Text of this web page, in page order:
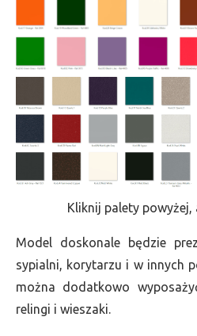
Kliknij palety powyżej,
Model doskonale będzie
sypialni, korytarzu i w innych
można dodatkowo
relingi i wieszaki.